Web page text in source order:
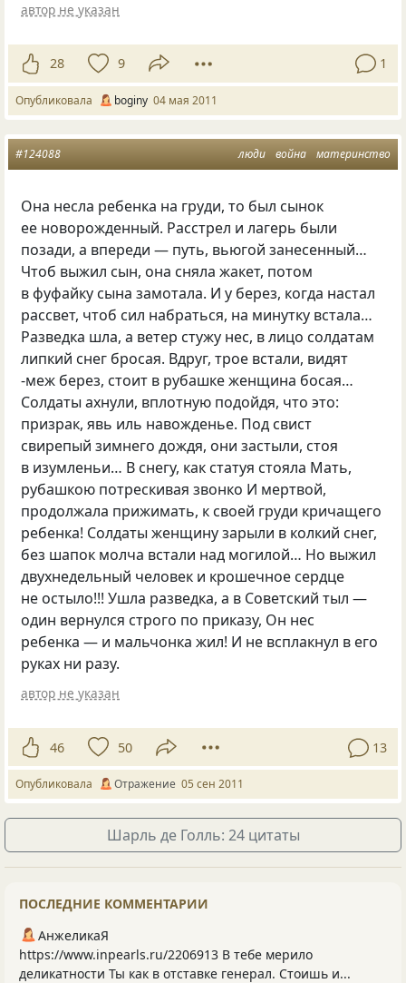
автор не указан
28 9 1
Опубликовала boginy 04 мая 2011
люди война материнство
#124088
Она несла ребенка на груди, то был сынок
ее новорожденный. Расстрел и лагерь были
позади, а впереди — путь, вьюгой занесенный…
Чтоб выжил сын, она сняла жакет, потом
в фуфайку сына замотала. И у берез, когда настал
рассвет, чтоб сил набраться, на минутку встала…
Разведка шла, а ветер стужу нес, в лицо солдатам
липкий снег бросая. Вдруг, трое встали, видят
-меж берез, стоит в рубашке женщина босая…
Солдаты ахнули, вплотную подойдя, что это:
призрак, явь иль навожденье. Под свист
свирепый зимнего дождя, они застыли, стоя
в изумленьи… В снегу, как статуя стояла Мать,
рубашкою потрескивая звонко И мертвой,
продолжала прижимать, к своей груди кричащего
ребенка! Солдаты женщину зарыли в колкий снег,
без шапок молча встали над могилой… Но выжил
двухнедельный человек и крошечное сердце
не остыло!!! Ушла разведка, а в Советский тыл —
один вернулся строго по приказу, Он нес
ребенка — и мальчонка жил! И не всплакнул в его
руках ни разу.
автор не указан
46 50 13
Опубликовала Отражение 05 сен 2011
Шарль де Голль: 24 цитаты
ПОСЛЕДНИЕ КОММЕНТАРИИ
АнжеликаЯ
https://www.inpearls.ru/2206913 В тебе мерило
деликатности Ты как в отставке генерал. Стоишь и...